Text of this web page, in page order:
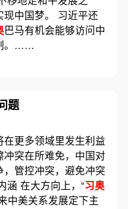
中国梦。 习近平还
巴马有机会能够访问中
。……
题
在更多领域里发生利益
突在所难免，中国对
管控冲突，避免冲突
涵 在大方向上，“习奥
中美关系发展定下主